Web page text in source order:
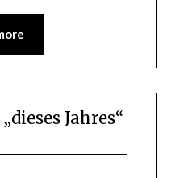
Jahres“